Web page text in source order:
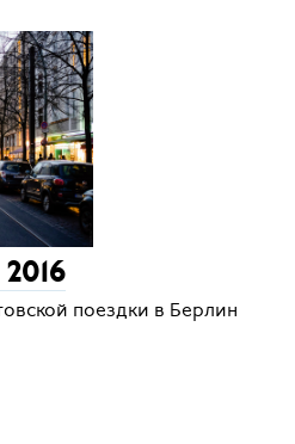
поездки в Берлин